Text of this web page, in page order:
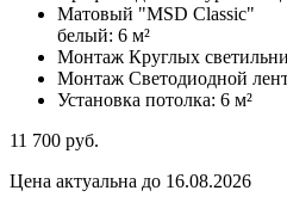
Матовый "MSD Classic"
белый: 6 м²
Монтаж Круглых
Монтаж Светодиодной
Установка потолка: 6 м²
11 700 руб.
Цена актуальна до 16.08.2026